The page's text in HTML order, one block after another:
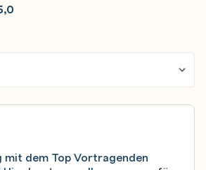
mit dem Top Vortragenden